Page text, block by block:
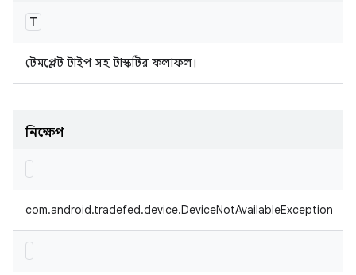
T
টেমপ্লেট টাইপ সহ টাস্কটির ফলাফল।
নিক্ষেপ
com.android.tradefed.device.DeviceNotAvailableException